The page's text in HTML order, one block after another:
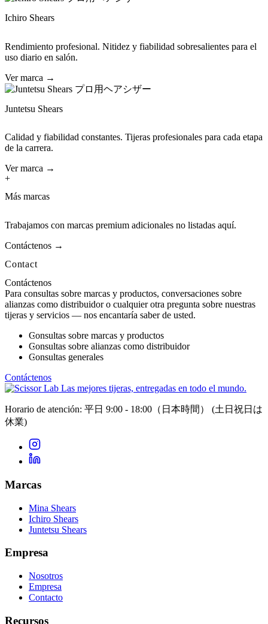
Ichiro Shears
Rendimiento profesional. Nitidez y fiabilidad sobresalientes para el
uso diario en salón.
Ver marca →
Juntetsu Shears
Calidad y fiabilidad constantes. Tijeras profesionales para cada etapa
de la carrera.
Ver marca →
+
Más marcas
Trabajamos con marcas premium adicionales no listadas aquí.
Contáctenos →
Contact
Contáctenos
Para consultas sobre marcas y productos, conversaciones sobre
alianzas como distribuidor o cualquier otra pregunta sobre nuestras
tijeras y servicios — nos encantaría saber de usted.
Consultas sobre marcas y productos
Consultas sobre alianzas como distribuidor
Consultas generales
Contáctenos
Las mejores tijeras, entregadas en todo el mundo.
Horario de atención: 平日 9:00 - 18:00（日本時間） (土日祝日は
休業)
Marcas
Mina Shears
Ichiro Shears
Juntetsu Shears
Empresa
Nosotros
Empresa
Contacto
Recursos